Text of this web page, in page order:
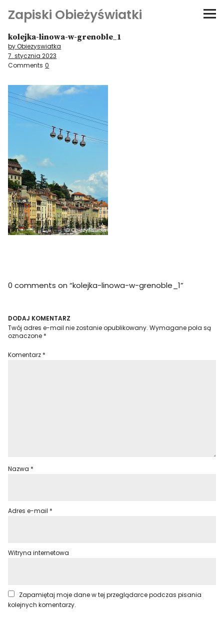
Zapiski Obieżyświatki
Podróże
Kultura i sztuka
Kątem oka
O-fiszki
Niezwyczajne ściany
Dom na kółkach
kolejka-linowa-w-grenoble_1
by Obiezyswiatka
7. stycznia 2023
Comments 0
0 comments on “kolejka-linowa-w-grenoble_1”
DODAJ KOMENTARZ
Twój adres e-mail nie zostanie opublikowany. Wymagane pola są
oznaczone *
Komentarz *
Nazwa *
Adres e-mail *
Witryna internetowa
Zapamiętaj moje dane w tej przeglądarce podczas pisania
kolejnych komentarzy.